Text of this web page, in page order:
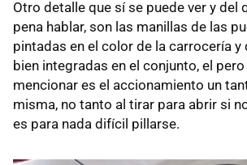
Otro detalle que sí se puede ver y del
pena hablar, son las manillas de las
pintadas en el color de la carrocería y
bien integradas en el conjunto, el
mencionar es el accionamiento un
misma, no tanto al tirar para abrir si
es para nada difícil pillarse.